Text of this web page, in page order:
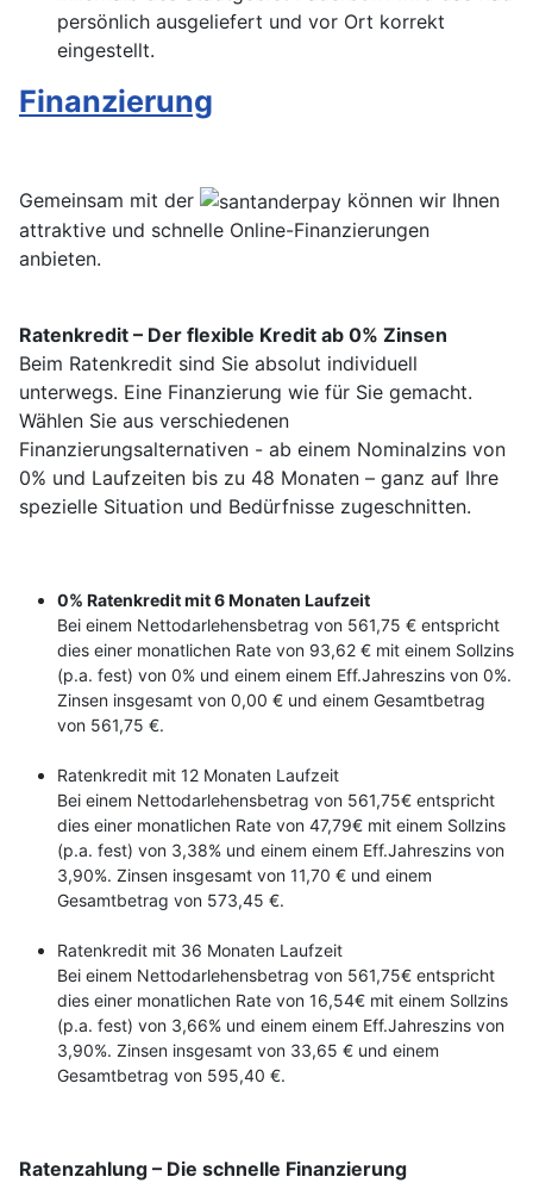
persönlich ausgeliefert und vor Ort korrekt
eingestellt.
Finanzierung
Gemeinsam mit der
können wir Ihnen
attraktive und schnelle Online-Finanzierungen
anbieten.
Ratenkredit – Der flexible Kredit ab 0% Zinsen
Beim Ratenkredit sind Sie absolut individuell
unterwegs. Eine Finanzierung wie für Sie gemacht.
Wählen Sie aus verschiedenen
Finanzierungsalternativen - ab einem Nominalzins von
0% und Laufzeiten bis zu 48 Monaten – ganz auf Ihre
spezielle Situation und Bedürfnisse zugeschnitten.
0% Ratenkredit mit 6 Monaten Laufzeit
Bei einem Nettodarlehensbetrag von 561,75 € entspricht
dies einer monatlichen Rate von 93,62 € mit einem Sollzins
(p.a. fest) von 0% und einem einem Eff.Jahreszins von 0%.
Zinsen insgesamt von 0,00 € und einem Gesamtbetrag
von 561,75 €.
Ratenkredit mit 12 Monaten Laufzeit
Bei einem Nettodarlehensbetrag von 561,75€ entspricht
dies einer monatlichen Rate von 47,79€ mit einem Sollzins
(p.a. fest) von 3,38% und einem einem Eff.Jahreszins von
3,90%. Zinsen insgesamt von 11,70 € und einem
Gesamtbetrag von 573,45 €.
Ratenkredit mit 36 Monaten Laufzeit
Bei einem Nettodarlehensbetrag von 561,75€ entspricht
dies einer monatlichen Rate von 16,54€ mit einem Sollzins
(p.a. fest) von 3,66% und einem einem Eff.Jahreszins von
3,90%. Zinsen insgesamt von 33,65 € und einem
Gesamtbetrag von 595,40 €.
Ratenzahlung – Die schnelle Finanzierung